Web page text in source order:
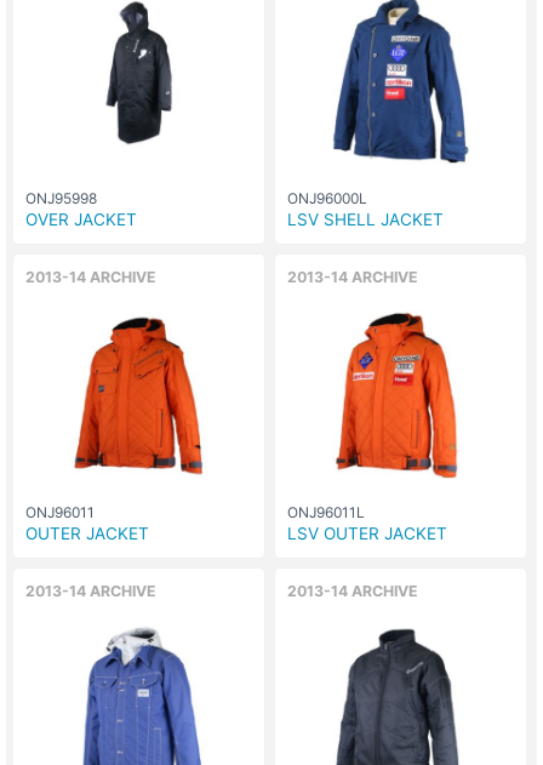
ONJ95998
OVER JACKET
ONJ96000L
LSV SHELL JACKET
2013-14 ARCHIVE
ONJ96011
OUTER JACKET
2013-14 ARCHIVE
ONJ96011L
LSV OUTER JACKET
2013-14 ARCHIVE 2013-14 ARCHIVE